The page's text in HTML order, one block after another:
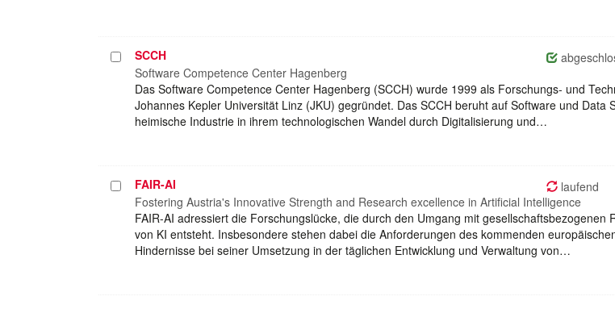
Projekt
auswählen
SCCH
Software Competence Center Hagenberg
Das Software Competence Center Hagenberg (SCCH) wurde 1999 als Forschungs- und
Johannes Kepler Universität Linz (JKU) gegründet. Das SCCH beruht auf Software und Data
heimische Industrie in ihrem technologischen Wandel durch Digitalisierung und…
Projekt
auswählen
FAIR-AI laufend
Fostering Austria's Innovative Strength and Research excellence in Artificial Intelligence
FAIR-AI adressiert die Forschungslücke, die durch den Umgang mit gesellschaftsbezogenen
von KI entsteht. Insbesondere stehen dabei die Anforderungen des kommenden
Hindernisse bei seiner Umsetzung in der täglichen Entwicklung und Verwaltung von…